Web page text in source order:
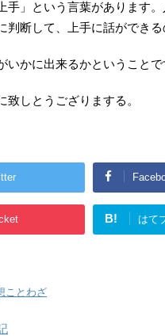
手」という言葉があります
判断して、上手に話ができ
いかに出来るかということで
致しとうござりまする。
B! はて
ことわざ